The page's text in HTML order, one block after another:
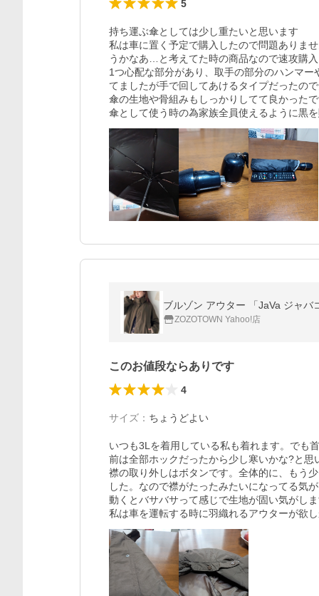
5
持ち運ぶ傘としては少し重たいと思います
私は車に置く予定で購入したので問題ありま
うかなあ…と考えてた時の商品なので速攻購
1つ心配な部分があり、取手の部分のハンマ
てましたが手で回してあけるタイプだったの
傘の生地や骨組みもしっかりしてて良かった
傘として使う時の為家族全員使えるように黒
ブルゾン アウター 「JaVa ジャバ
ZOZOTOWN Yahoo!店
このお値段ならありです
4
サイズ ： ちょうどよい
いつも3Lを着用している私も着れます。でも
前は全部ホックだったから少し寒いかな?と思
襟の取り外しはボタンです。全体的に、もう
した。なので襟がたったみたいになってる気
動くとバサバサって感じで生地が固い気がし
私は車を運転する時に羽織れるアウターが欲